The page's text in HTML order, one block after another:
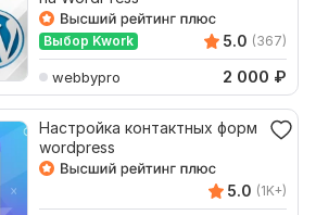
Выбор Kwork 5.0 (367)
webbypro 2 000 ₽
Настройка контактных форм
wordpress
5.0 (1K+)